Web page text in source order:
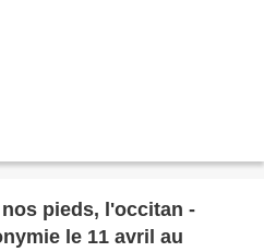
pieds, l'occitan -
le 11 avril au